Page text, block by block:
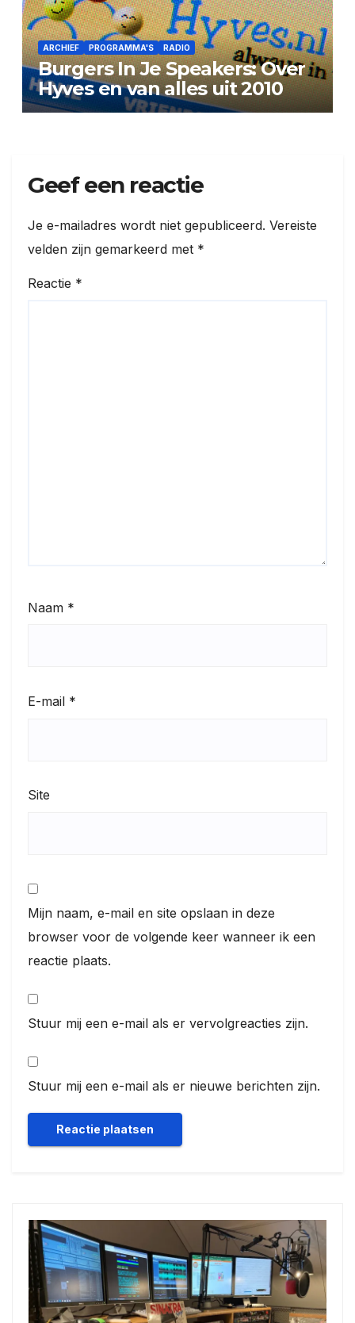
ARCHIEF PROGRAMMA'S RADIO
Burgers In Je Speakers: Over
Hyves en van alles uit 2010
Geef een reactie
Je e-mailadres wordt niet gepubliceerd. Vereiste
velden zijn gemarkeerd met *
Reactie *
Naam *
E-mail *
Site
Mijn naam, e-mail en site opslaan in deze
browser voor de volgende keer wanneer ik een
reactie plaats.
Stuur mij een e-mail als er vervolgreacties zijn.
Stuur mij een e-mail als er nieuwe berichten zijn.